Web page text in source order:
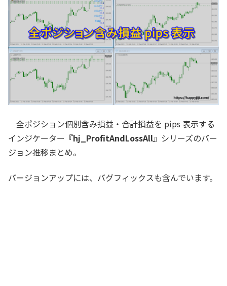
全ポジション個別含み損益・合計損益を pips 表示する
インジケーター『hj_ProfitAndLossAll』シリーズのバー
ジョン推移まとめ。
バージョンアップには、バグフィックスも含んでいます。